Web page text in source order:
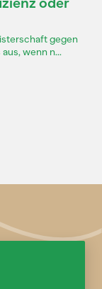
gegen
wenn n...